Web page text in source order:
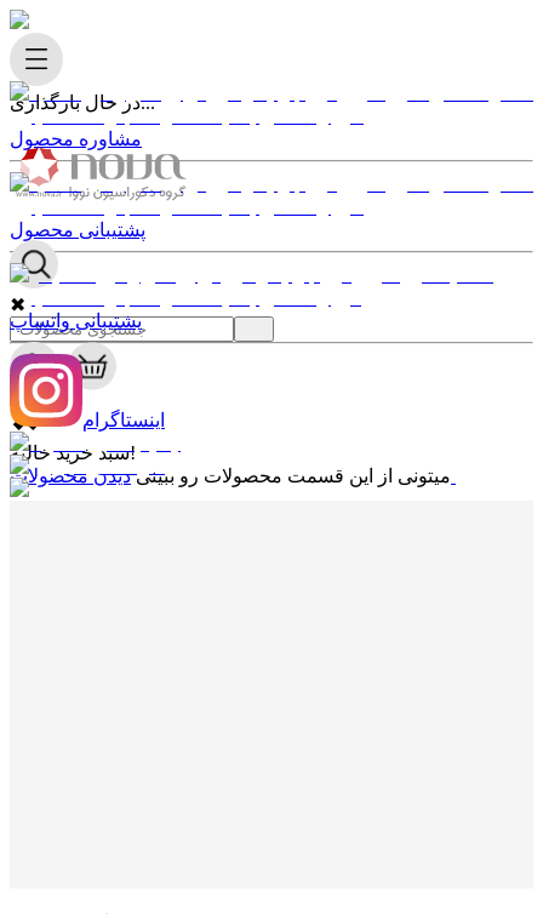
در حال بارگذاری...
✖
0
✖
سبد خرید خالیه!
میتونی از این قسمت محصولات رو ببینی
مشاوره محصول
پشتیبانی محصول
پشتیبانی واتساپ
اینستاگرام